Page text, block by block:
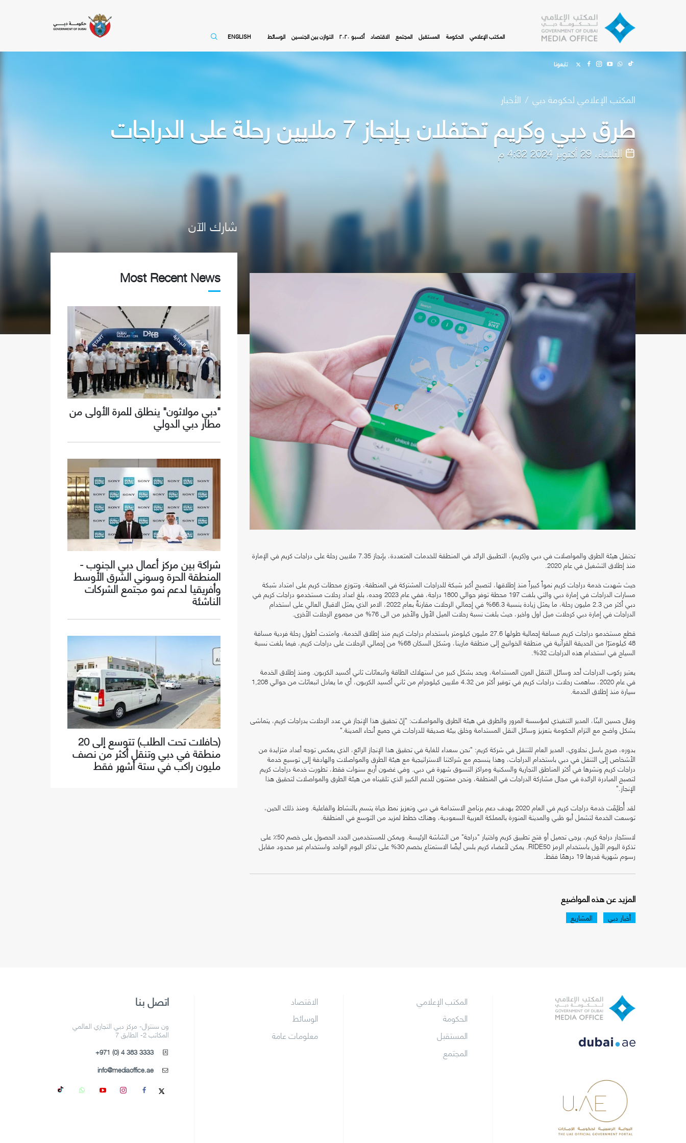
المكتب الإعلامي الحكومة المستقبل المجتمع الاقتصاد أكسبو ٢٠٢٠ التوازن بين الجنسين الوسائط ENGLISH
تابعونا
المكتب الإعلامي لحكومة دبي الأخبار
طرق دبي وكريم تحتفلان بـإنجاز 7 ملايين رحلة على الدراجات
الثلاثاء، 29 أكتوبر 2024 4:32 م
تحتفل هيئة الطرق والمواصلات في دبي و(كريم)، التطبيق الرائد في المنطقة للخدمات المتعددة، بإنجاز 7.35 ملايين رحلة على دراجات كريم في الإمارة
منذ إطلاق التشغيل في عام 2020.
حيث شهدت خدمة دراجات كريم نمواً كبيراً منذ إطلاقها، لتصبح أكبر شبكة للدراجات المشتركة في المنطقة، وتتوزع محطات كريم على امتداد شبكة
مسارات الدراجات في إمارة دبي والتي بلغت 197 محطة توفر حوالي 1800 دراجة، ففي عام 2023 وحده، بلغ اعداد رحلات مستخدمو دراجات كريم في
دبي أكثر من 2.3 مليون رحلة، ما يمثل زيادة بنسبة 66.3% في إجمالي الرحلات مقارنةً بعام 2022، الامر الذي يمثل الاقبال العالي على استخدام
الدراجات في إمارة دبي كرحلات ميل اول واخير، حيث بلغت نسبة رحلات الميل الأول والأخير من الى 76% من مجموع الرحلات الأخرى.
قطع مستخدمو دراجات كريم مسافة إجمالية طولها 27.6 مليون كيلومتر باستخدام دراجات كريم منذ إطلاق الخدمة، وامتدت أطول رحلة فردية مسافة
48 كيلومترًا من الحديقة القرآنية في منطقة الخوانيج إلى منطقة مارينا، وشكل السكان 68% من إجمالي الرحلات على دراجات كريم، فيما بلغت نسبة
السياح في استخدام هذه الدراجات 32%.
يعتبر ركوب الدراجات أحد وسائل التنقل المرن المستدامة، ويحد بشكل كبير من استهلاك الطاقة وانبعاثات ثاني أكسيد الكربون. ومنذ إطلاق الخدمة
في عام 2020، ساهمت رحلات دراجات كريم في توفير أكثر من 4.32 ملايين كيلوجرام من ثاني أكسيد الكربون، أي ما يعادل انبعاثات من حوالي 1,208
سيارة منذ إطلاق الخدمة.
وقال حسين البنّا، المدير التنفيذي لمؤسسة المرور والطرق في هيئة الطرق والمواصلات: "إنّ تحقيق هذا الإنجاز في عدد الرحلات بدراجات كريم، يتماشى
بشكل واضح مع التزام الحكومة بتعزيز وسائل النقل المستدامة وخلق بيئة صديقة للدراجات في جميع أنحاء المدينة."
بدوره، صرح باسل نحلاوي، المدير العام للتنقل في شركة كريم: "نحن سعداء للغاية في تحقيق هذا الإنجاز الرائع، الذي يعكس توجه أعداد متزايدة من
الأشخاص إلى التنقل في دبي باستخدام الدراجات، وهذا ينسجم مع شراكتنا الاستراتيجية مع هيئة الطرق والمواصلات والهادفة إلى توسيع خدمة
دراجات كريم ونشرها في أكثر المناطق التجارية والسكنية ومراكز التسوق شهرة في دبي. وفي غضون أربع سنوات فقط، تطورت خدمة دراجات كريم
لتصبح المبادرة الرائدة في مجال مشاركة الدراجات في المنطقة، ونحن ممتنون للدعم الكبير الذي تلقيناه من هيئة الطرق والمواصلات لتحقيق هذا
الإنجاز."
لقد أُطلِقَت خدمة دراجات كريم في العام 2020 بهدف دعم برنامج الاستدامة في دبي وتعزيز نمط حياة يتسم بالنشاط والفاعلية. ومنذ ذلك الحين،
توسعت الخدمة لتشمل أبو ظبي والمدينة المنورة بالمملكة العربية السعودية، وهناك خطط لمزيد من التوسع في المنطقة.
لاستئجار دراجة كريم، يرجى تحميل أو فتح تطبيق كريم واختيار "دراجة" من الشاشة الرئيسة. ويمكن للمستخدمين الجدد الحصول على خصم 50٪ على
تذكرة اليوم الأول باستخدام الرمز RIDE50. يمكن لأعضاء كريم بلس أيضًا الاستمتاع بخصم 30% على تذاكر اليوم الواحد واستخدام غير محدود مقابل
رسوم شهرية قدرها 19 درهمًا فقط.
المزيد عن هذه المواضيع
أخبار دبي المشاريع
شارك الآن
Most Recent News
"دبي مولاثون" ينطلق للمرة الأولى من
مطار دبي الدولي
شراكة بين مركز أعمال دبي الجنوب -
المنطقة الحرة وسوني الشرق الأوسط
وأفريقيا لدعم نمو مجتمع الشركات
الناشئة
(حافلات تحت الطلب) تتوسع إلى 20
منطقة في دبي وتنقل أكثر من نصف
مليون راكب في ستة أشهر فقط
المكتب الإعلامي
الحكومة
المستقبل
المجتمع
الاقتصاد
الوسائط
معلومات عامة
اتصل بنا
ون سنترال- مركز دبي التجاري العالمي
المكاتب 2- الطابق 7
+971 (0) 4 383 3333
info@mediaoffice.ae